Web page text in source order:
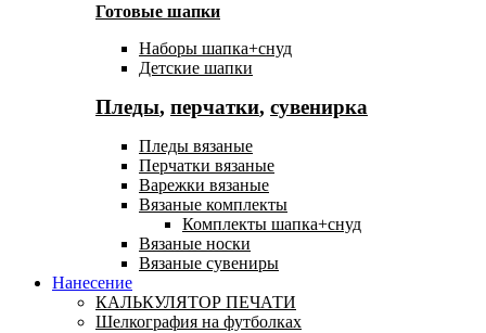
Готовые шапки
Наборы шапка+снуд
Детские шапки
Пледы, перчатки, сувенирка
Пледы вязаные
Перчатки вязаные
Варежки вязаные
Вязаные комплекты
Комплекты шапка+снуд
Вязаные носки
Вязаные сувениры
Нанесение
КАЛЬКУЛЯТОР ПЕЧАТИ
Шелкография на футболках